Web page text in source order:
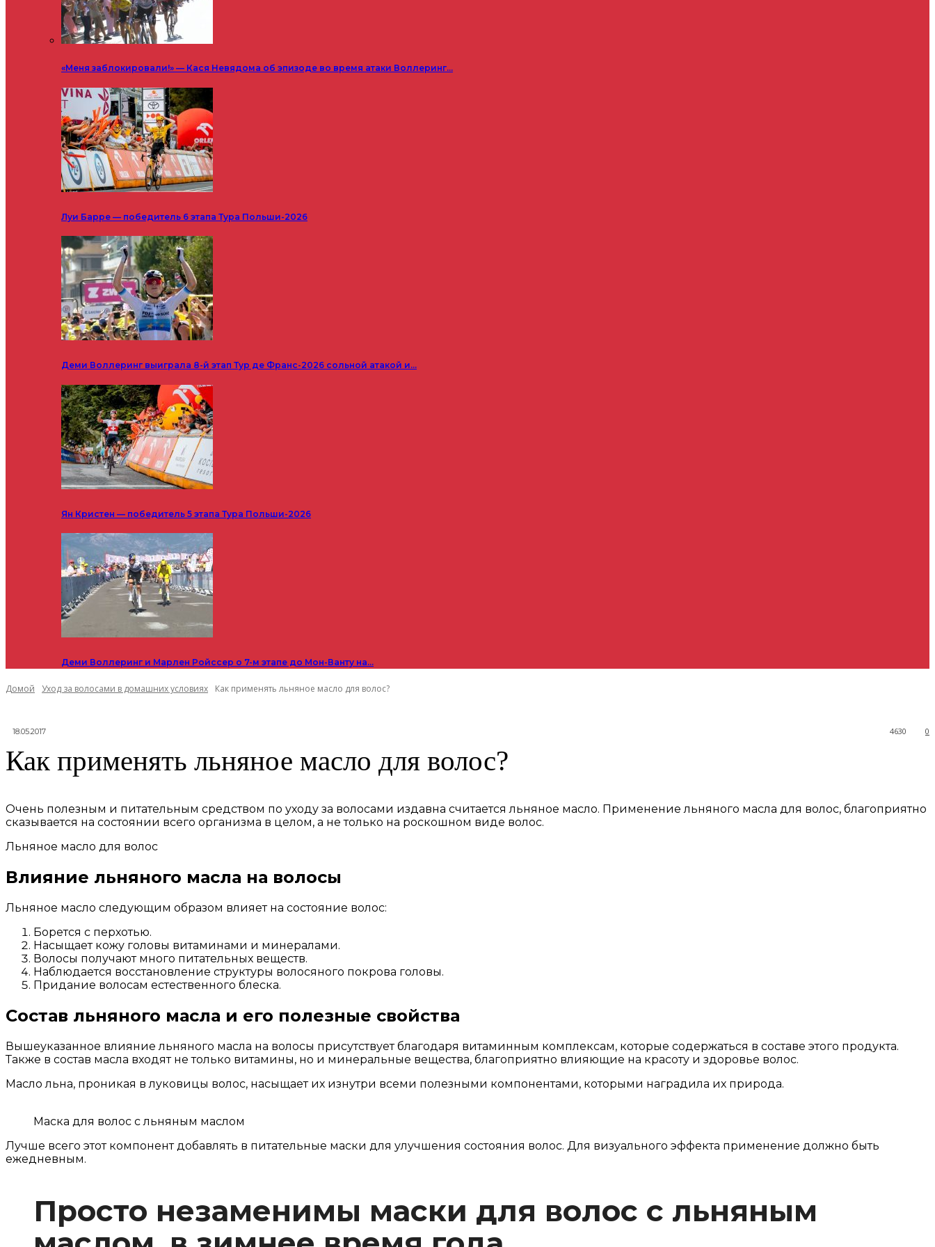
«Меня заблокировали!» — Кася Невядома об эпизоде во время атаки Воллеринг…
Луи Барре — победитель 6 этапа Тура Польши-2026
Деми Воллеринг выиграла 8-й этап Тур де Франс-2026 сольной атакой и…
Ян Кристен — победитель 5 этапа Тура Польши-2026
Деми Воллеринг и Марлен Ройссер о 7-м этапе до Мон-Ванту на…
Домой Уход за волосами в домашних условиях Как применять льняное масло для волос?
18.05.2017 0
4630
Как применять льняное масло для волос?
Очень полезным и питательным средством по уходу за волосами издавна считается льняное масло. Применение льняного масла для волос, благоприятно
сказывается на состоянии всего организма в целом, а не только на роскошном виде волос.
Льняное масло для волос
Влияние льняного масла на волосы
Льняное масло следующим образом влияет на состояние волос:
Борется с перхотью.
Насыщает кожу головы витаминами и минералами.
Волосы получают много питательных веществ.
Наблюдается восстановление структуры волосяного покрова головы.
Придание волосам естественного блеска.
Состав льняного масла и его полезные свойства
Вышеуказанное влияние льняного масла на волосы присутствует благодаря витаминным комплексам, которые содержаться в составе этого продукта.
Также в состав масла входят не только витамины, но и минеральные вещества, благоприятно влияющие на красоту и здоровье волос.
Масло льна, проникая в луковицы волос, насыщает их изнутри всеми полезными компонентами, которыми наградила их природа.
Маска для волос с льняным маслом
Лучше всего этот компонент добавлять в питательные маски для улучшения состояния волос. Для визуального эффекта применение должно быть
ежедневным.
Просто незаменимы маски для волос с льняным